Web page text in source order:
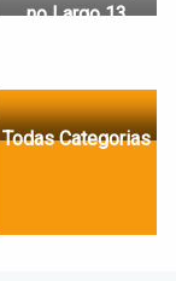
no Largo 13
Todas Categorias